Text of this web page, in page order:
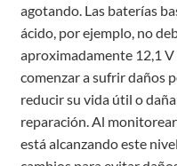
agotando. Las baterías
ácido, por ejemplo, no
aproximadamente 12,1
comenzar a sufrir daños
reducir su vida útil o
reparación. Al
está alcanzando este